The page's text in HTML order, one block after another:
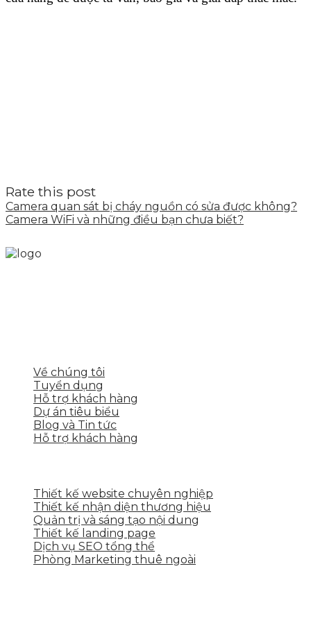
Rate this post
Camera quan sát bị cháy nguồn có sửa được không?
Camera WiFi và những điều bạn chưa biết?
Về chúng tôi
Tuyển dụng
Hỗ trợ khách hàng
Dự án tiêu biểu
Blog và Tin tức
Hỗ trợ khách hàng
Thiết kế website chuyên nghiệp
Thiết kế nhận diện thương hiệu
Quản trị và sáng tạo nội dung
Thiết kế landing page
Dịch vụ SEO tổng thể
Phòng Marketing thuê ngoài